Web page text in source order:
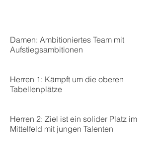
Damen: Ambitioniertes Team mit
Aufstiegsambitionen
Herren 1: Kämpft um die oberen
Tabellenplätze
Herren 2: Ziel ist ein solider Platz im
Mittelfeld mit jungen Talenten